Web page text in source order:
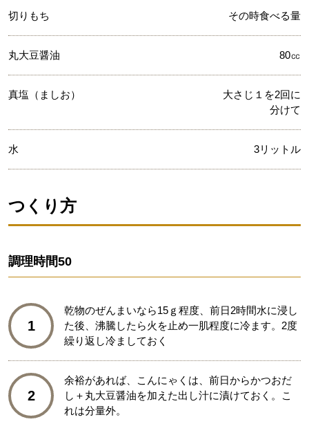
切りもち その時食べる量
丸大豆醤油 80㏄
真塩（ましお）
大さじ１を2回に
分けて
水 3リットル
つくり方
調理時間50
1
乾物のぜんまいなら15ｇ程度、前日2時間水に浸し
た後、沸騰したら火を止め一肌程度に冷ます。2度
繰り返し冷ましておく
2
余裕があれば、こんにゃくは、前日からかつおだ
し＋丸大豆醤油を加えた出し汁に漬けておく。こ
れは分量外。